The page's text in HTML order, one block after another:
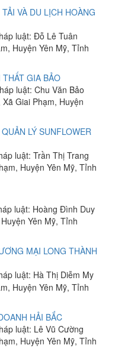
VÀ DU LỊCH HOÀNG
luật: Đỗ Lê Tuân
Huyện Yên Mỹ, Tỉnh
GIA BẢO
luật: Chu Văn Bảo
Giai Phạm, Huyện
LÝ SUNFLOWER
luật: Trần Thị Trang
Huyện Yên Mỹ, Tỉnh
luật: Hoàng Đình Duy
Yên Mỹ, Tỉnh
MẠI LONG THÀNH
luật: Hà Thị Diễm My
Huyện Yên Mỹ, Tỉnh
HẢI BẮC
luật: Lê Vũ Cường
Huyện Yên Mỹ, Tỉnh